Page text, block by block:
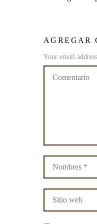
AGREGAR
Your email